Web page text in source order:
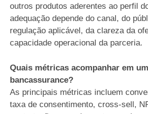
outros produtos aderentes ao perfil
adequação depende do canal, do
regulação aplicável, da clareza da
capacidade operacional da parceria.
Quais métricas acompanhar em
bancassurance?
As principais métricas incluem
taxa de consentimento, cross-sell,